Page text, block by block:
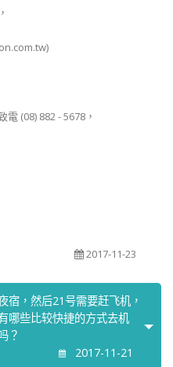
(08) 882 - 5678，
2017-11-23
宿，然后21号需要赶飞机，
哪些比较快捷的方式去机
？
2017-11-21